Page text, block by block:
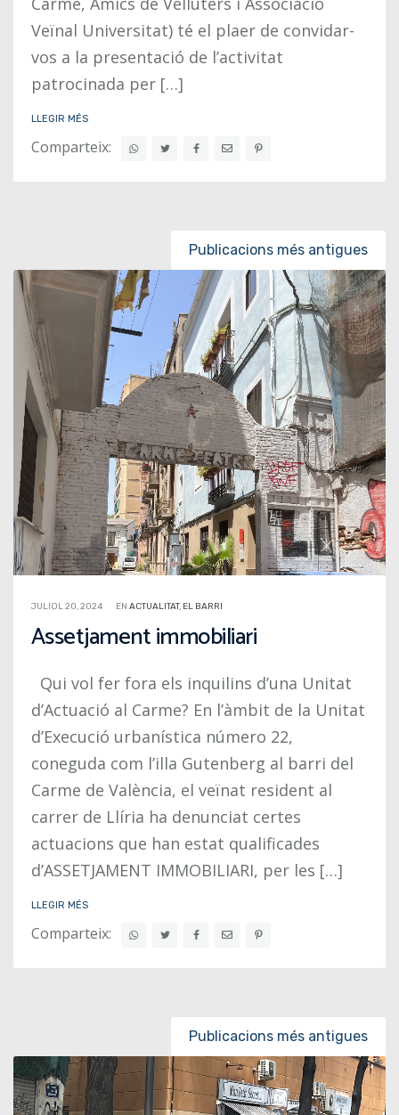
Veïnal Universitat) té el plaer de convidar-
vos a la presentació de l’activitat
patrocinada per […]
LLEGIR MÉS
Comparteix:
Publicacions més antigues
JULIOL 20, 2024 EN ACTUALITAT, EL BARRI
Assetjament immobiliari
Qui vol fer fora els inquilins d’una Unitat
d’Actuació al Carme? En l’àmbit de la Unitat
d’Execució urbanística número 22,
coneguda com l’illa Gutenberg al barri del
Carme de València, el veïnat resident al
carrer de Llíria ha denunciat certes
actuacions que han estat qualificades
d’ASSETJAMENT IMMOBILIARI, per les […]
LLEGIR MÉS
Comparteix:
Publicacions més antigues